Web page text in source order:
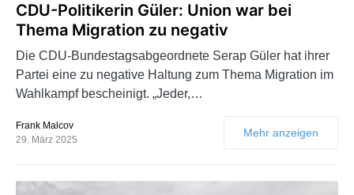
CDU-Politikerin Güler: Union war bei
Thema Migration zu negativ
Die CDU-Bundestagsabgeordnete Serap Güler hat ihrer
Partei eine zu negative Haltung zum Thema Migration im
Wahlkampf bescheinigt. „Jeder,…
Frank Malcov
29. März 2025
Mehr anzeigen